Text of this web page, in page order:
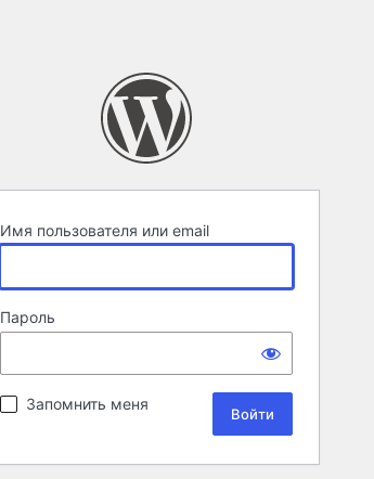
Имя пользователя или email
Пароль
Запомнить меня